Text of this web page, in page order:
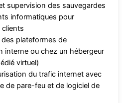
supervision des sauvegardes
informatiques pour
clients
plateformes de
interne ou chez un hébergeur
virtuel)
du trafic internet avec
de pare-feu et de logiciel de